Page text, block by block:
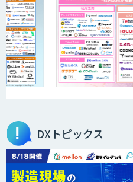
JAPAN AI
オーダー
DXトピックス